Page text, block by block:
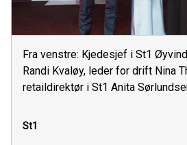
Fra venstre: Kjedesjef i St1
Randi Kvaløy, leder for drift Nina
retaildirektør i St1 Anita
St1